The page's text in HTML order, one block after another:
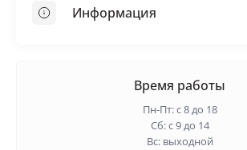
Самовыравнивающая смесь
Информация
Время работы
Пн-Пт: с 8 до 18
Сб: с 9 до 14
Вс: выходной